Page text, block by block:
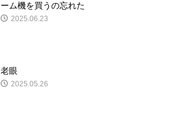
ーム機を買うの忘れた
2025.06.23
老眼
2025.05.26